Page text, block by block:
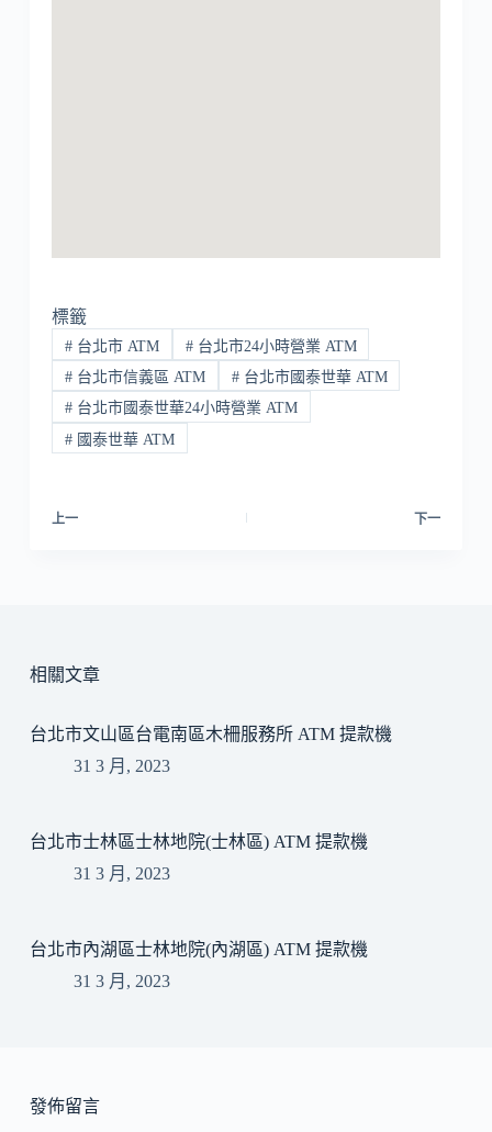
標籤
#台北市 ATM #台北市24小時營業 ATM
#台北市信義區 ATM #台北市國泰世華 ATM
#台北市國泰世華24小時營業 ATM
#國泰世華 ATM
上一 下一
相關文章
台北市文山區台電南區木柵服務所 ATM 提款機
31 3 月, 2023
台北市士林區士林地院(士林區) ATM 提款機
31 3 月, 2023
台北市內湖區士林地院(內湖區) ATM 提款機
31 3 月, 2023
發佈留言